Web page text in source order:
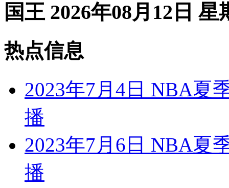
国王 2026年08月12日 星
热点信息
2023年7月4日 NBA夏
播
2023年7月6日 NBA夏
播